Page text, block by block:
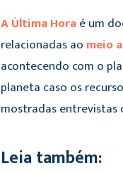
A Última Horaé um
relacionadas ao meio
acontecendo com o
planeta caso os
mostradas entrevistas
Leia também: